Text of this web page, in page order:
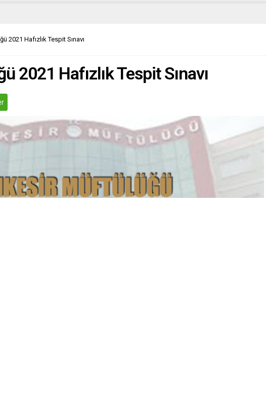
2021 Hafızlık Tespit Sınavı
2021 Hafızlık Tespit Sınavı